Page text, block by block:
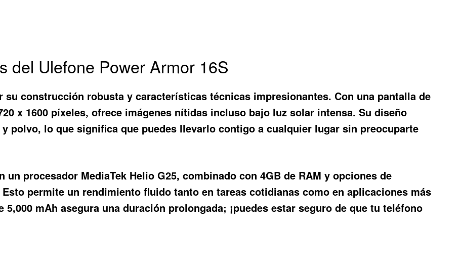
del Ulefone Power Armor 16S
su construcción robusta y características técnicas impresionantes. Con una pantalla de
x 1600 píxeles, ofrece imágenes nítidas incluso bajo luz solar intensa. Su diseño
polvo, lo que significa que puedes llevarlo contigo a cualquier lugar sin preocuparte
procesador MediaTek Helio G25, combinado con 4GB de RAM y opciones de
permite un rendimiento fluido tanto en tareas cotidianas como en aplicaciones más
mAh asegura una duración prolongada; ¡puedes estar seguro de que tu teléfono